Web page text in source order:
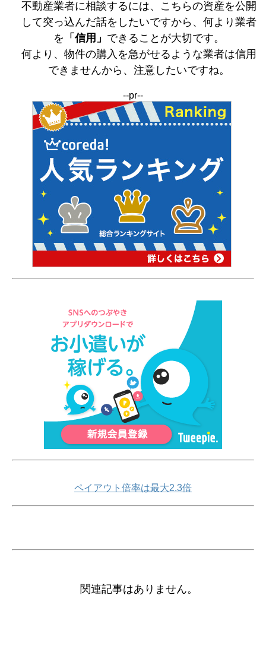
不動産業者に相談するには、こちらの資産を公開
して突っ込んだ話をしたいですから、何より業者
を 「信用」 できることが大切です。
何より、物件の購入を急がせるような業者は信用
できませんから、注意したいですね。
--pr--
ペイアウト倍率は最大2.3倍
関連記事はありません。